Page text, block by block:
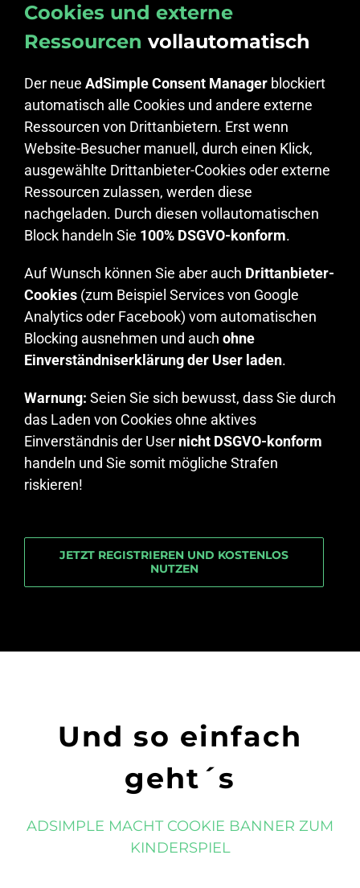
Cookies und externe
Ressourcen vollautomatisch
Der neue AdSimple Consent Manager blockiert
automatisch alle Cookies und andere externe
Ressourcen von Drittanbietern. Erst wenn
Website-Besucher manuell, durch einen Klick,
ausgewählte Drittanbieter-Cookies oder externe
Ressourcen zulassen, werden diese
nachgeladen. Durch diesen vollautomatischen
Block handeln Sie 100% DSGVO-konform.
Auf Wunsch können Sie aber auch Drittanbieter-
Cookies (zum Beispiel Services von Google
Analytics oder Facebook) vom automatischen
Blocking ausnehmen und auch ohne
Einverständniserklärung der User laden.
Warnung: Seien Sie sich bewusst, dass Sie durch
das Laden von Cookies ohne aktives
Einverständnis der User nicht DSGVO-konform
handeln und Sie somit mögliche Strafen
riskieren!
JETZT REGISTRIEREN UND KOSTENLOS
NUTZEN
Und so einfach
geht´s
ADSIMPLE MACHT COOKIE BANNER ZUM
KINDERSPIEL